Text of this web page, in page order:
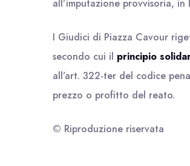
all’imputazione provvisoria,
I Giudici di Piazza Cavour
secondo cui il principio
all’art. 322-ter del codice
prezzo o profitto del reato.
© Riproduzione riservata